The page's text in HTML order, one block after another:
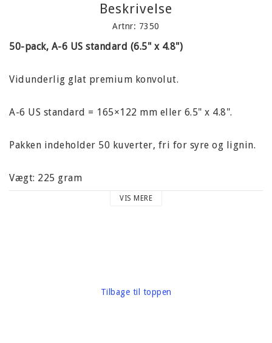
Beskrivelse
Artnr: 7350
50-pack, A-6 US standard (6.5" x 4.8")
Vidunderlig glat premium konvolut.
A-6 US standard = 165×122 mm eller 6.5" x 4.8".
Pakken indeholder 50 kuverter, fri for syre og lignin.
Vægt: 225 gram
VIS MERE
Tilbage til toppen